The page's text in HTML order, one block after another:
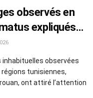
observés en
expliqués
observées
tunisiennes,
ont attiré l’attention